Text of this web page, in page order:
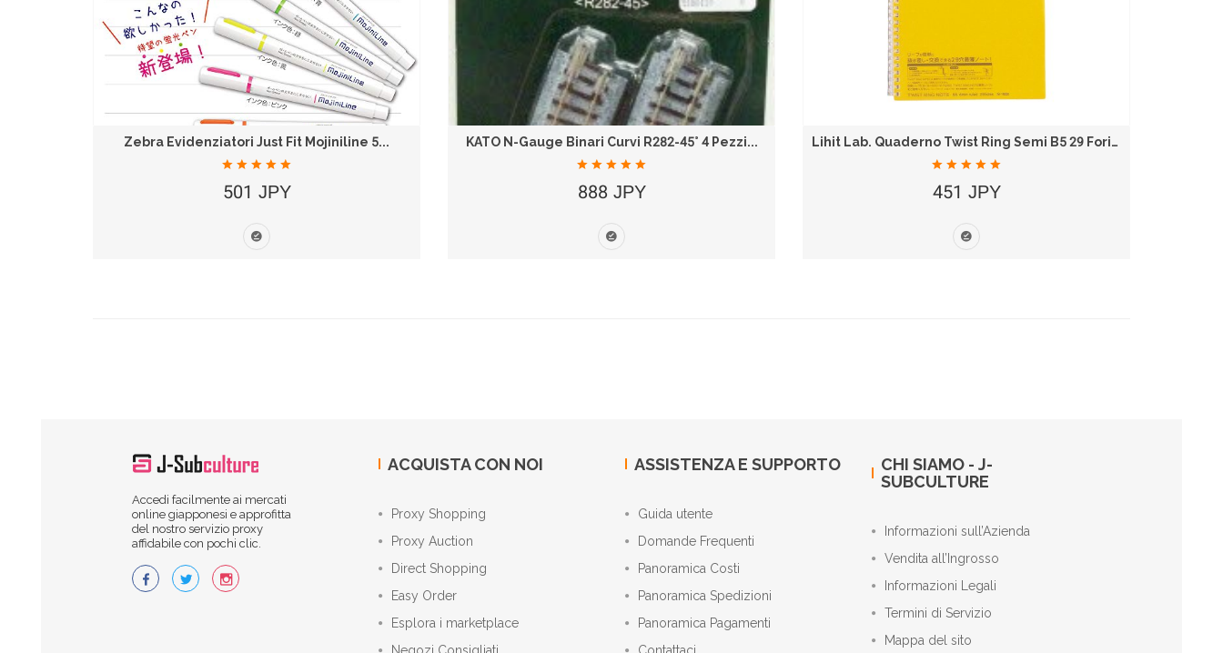
Zebra Evidenziatori Just Fit Mojiniline 5...
501 JPY
KATO N-Gauge Binari Curvi R282-45° 4 Pezzi...
888 JPY
Lihit Lab. Quaderno Twist Ring Semi B5 29 Fori...
451 JPY
Accedi facilmente ai mercati
online giapponesi e approfitta
del nostro servizio proxy
affidabile con pochi clic.
ACQUISTA CON NOI
Proxy Shopping
Proxy Auction
Direct Shopping
Easy Order
Esplora i marketplace
ASSISTENZA E SUPPORTO
Guida utente
Domande Frequenti
Panoramica Costi
Panoramica Spedizioni
Panoramica Pagamenti
CHI SIAMO - J-
SUBCULTURE
Informazioni sull’Azienda
Vendita all’Ingrosso
Informazioni Legali
Termini di Servizio
Mappa del sito